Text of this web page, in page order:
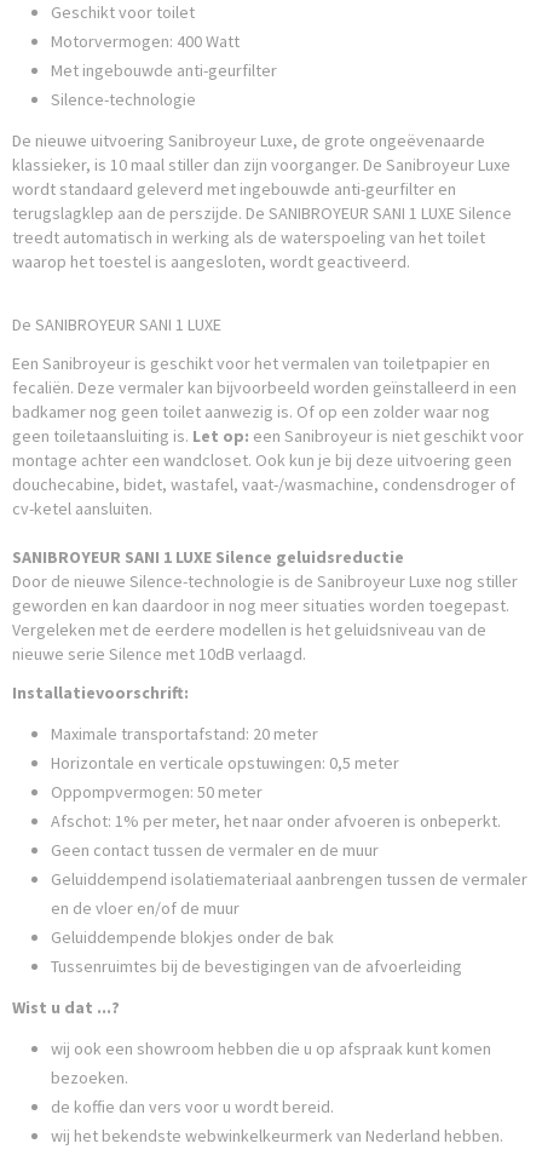
Geschikt voor toilet
Motorvermogen: 400 Watt
Met ingebouwde anti-geurfilter
Silence-technologie
De nieuwe uitvoering Sanibroyeur Luxe, de grote ongeëvenaarde
klassieker, is 10 maal stiller dan zijn voorganger. De Sanibroyeur Luxe
wordt standaard geleverd met ingebouwde anti-geurfilter en
terugslagklep aan de perszijde. De SANIBROYEUR SANI 1 LUXE Silence
treedt automatisch in werking als de waterspoeling van het toilet
waarop het toestel is aangesloten, wordt geactiveerd.
De SANIBROYEUR SANI 1 LUXE
Een Sanibroyeur is geschikt voor het vermalen van toiletpapier en
fecaliën. Deze vermaler kan bijvoorbeeld worden geïnstalleerd in een
badkamer nog geen toilet aanwezig is. Of op een zolder waar nog
geen toiletaansluiting is. Let op: een Sanibroyeur is niet geschikt voor
montage achter een wandcloset. Ook kun je bij deze uitvoering geen
douchecabine, bidet, wastafel, vaat-/wasmachine, condensdroger of
cv-ketel aansluiten.
SANIBROYEUR SANI 1 LUXE Silence geluidsreductie
Door de nieuwe Silence-technologie is de Sanibroyeur Luxe nog stiller
geworden en kan daardoor in nog meer situaties worden toegepast.
Vergeleken met de eerdere modellen is het geluidsniveau van de
nieuwe serie Silence met 10dB verlaagd.
Installatievoorschrift:
Maximale transportafstand: 20 meter
Horizontale en verticale opstuwingen: 0,5 meter
Oppompvermogen: 50 meter
Afschot: 1% per meter, het naar onder afvoeren is onbeperkt.
Geen contact tussen de vermaler en de muur
Geluiddempend isolatiemateriaal aanbrengen tussen de vermaler
en de vloer en/of de muur
Geluiddempende blokjes onder de bak
Tussenruimtes bij de bevestigingen van de afvoerleiding
Wist u dat ...?
wij ook een showroom hebben die u op afspraak kunt komen
bezoeken.
de koffie dan vers voor u wordt bereid.
wij het bekendste webwinkelkeurmerk van Nederland hebben.